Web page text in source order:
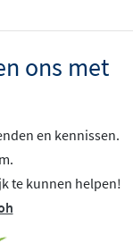
ons met
en kennissen.
te kunnen helpen!